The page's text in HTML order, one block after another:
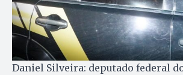
Daniel Silveira: deputado federal